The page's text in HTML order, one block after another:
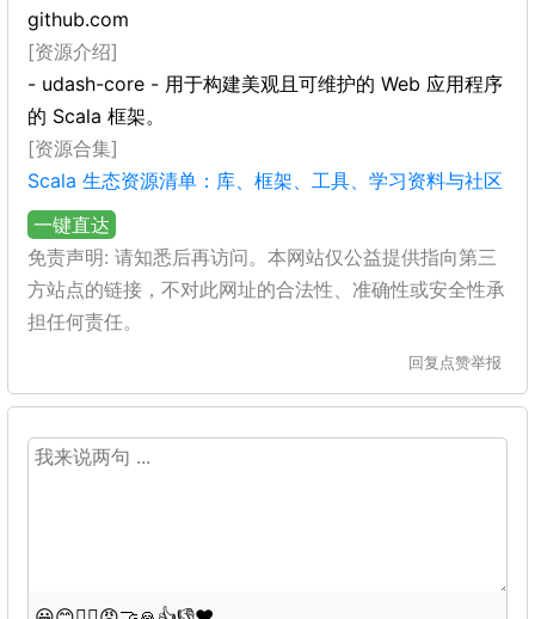
github.com
[资源介绍]
- udash-core - 用于构建美观且可维护的 Web 应用程序
的 Scala 框架。
[资源合集]
Scala 生态资源清单：库、框架、工具、学习资料与社区
一键直达
免责声明: 请知悉后再访问。本网站仅公益提供指向第三
方站点的链接，不对此网址的合法性、准确性或安全性承
担任何责任。
回复 点赞举报